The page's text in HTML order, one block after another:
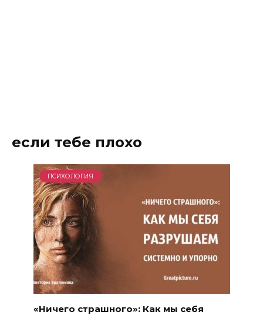
если тебе плохо
ПСИХОЛОГИЯ
«Ничего страшного»: Как мы себя